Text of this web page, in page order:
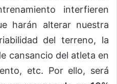
interfieren
harán alterar nuestra
del terreno, la
cansancio del atleta en
etc. Por ello, será